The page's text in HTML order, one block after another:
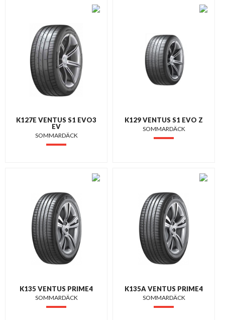
K127E VENTUS S1 EVO3
EV
SOMMARDÄCK
K129 VENTUS S1 EVO Z
SOMMARDÄCK
K135 VENTUS PRIME4
SOMMARDÄCK
K135A VENTUS PRIME4
SOMMARDÄCK